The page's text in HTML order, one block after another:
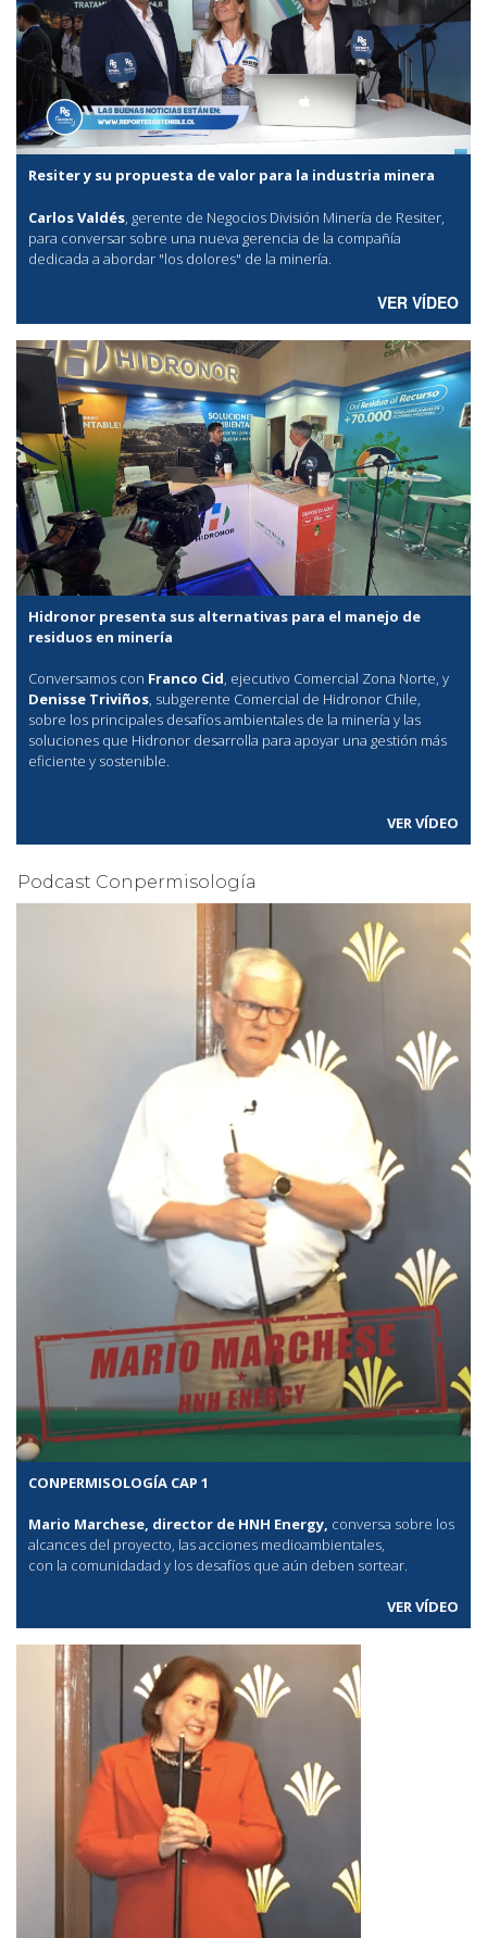
Resiter y su propuesta de valor para la industria minera
Carlos Valdés, gerente de Negocios División Minería de Resiter,
para conversar sobre una nueva gerencia de la compañía
dedicada a abordar "los dolores" de la minería.
VER VÍDEO
Hidronor presenta sus alternativas para el manejo de
residuos en minería
Conversamos con Franco Cid, ejecutivo Comercial Zona Norte, y
Denisse Triviños, subgerente Comercial de Hidronor Chile,
sobre los principales desafíos ambientales de la minería y las
soluciones que Hidronor desarrolla para apoyar una gestión más
eficiente y sostenible.
VER VÍDEO
Podcast Conpermisología
CONPERMISOLOGÍA CAP 1
Mario Marchese, director de HNH Energy, conversa sobre los
alcances del proyecto, las acciones medioambientales,
con la comunidadad y los desafíos que aún deben sortear.
VER VÍDEO